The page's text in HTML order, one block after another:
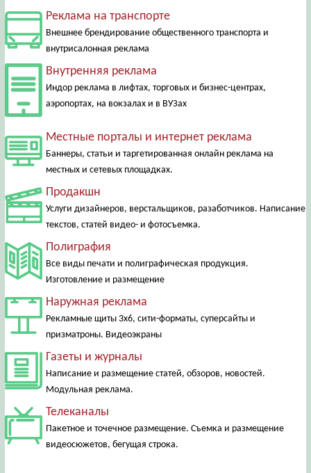
Реклама на транспорте
Внешнее брендирование общественного транспорта и
внутрисалонная реклама
Внутренняя реклама
Индор реклама в лифтах, торговых и бизнес-центрах,
аэропортах, на вокзалах и в ВУЗах
Местные порталы и интернет реклама
Баннеры, статьи и таргетированная онлайн реклама на
местных и сетевых площадках.
Продакшн
Услуги дизайнеров, верстальщиков, разаботчиков. Написание
текстов, статей видео- и фотосъемка.
Полиграфия
Все виды печати и полиграфическая продукция.
Изготовление и размещение
Наружная реклама
Рекламные щиты 3х6, сити-форматы, суперсайты и
призматроны. Видеоэкраны
Газеты и журналы
Написание и размещение статей, обзоров, новостей.
Модульная реклама.
Телеканалы
Пакетное и точечное размещение. Съемка и размещение
видеосюжетов, бегущая строка.